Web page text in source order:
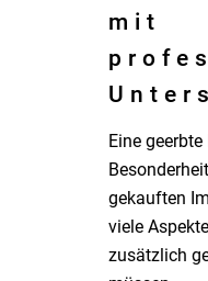
mit
Eine
gekauften
viele
zusätzlich